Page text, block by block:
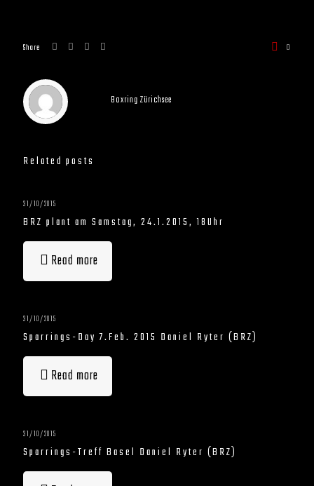
Share 0
Boxring Zürichsee
Related posts
31/10/2015
BRZ plant am Samstag, 24.1.2015, 18Uhr
Read more
31/10/2015
Sparrings-Day 7.Feb. 2015 Daniel Ryter (BRZ)
Read more
31/10/2015
Sparrings-Treff Basel Daniel Ryter (BRZ)